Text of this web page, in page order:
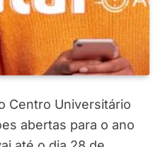
Centro Universitário
abertas para o ano